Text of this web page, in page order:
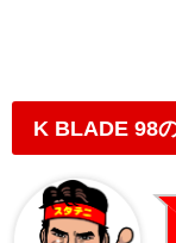
K BLADE 98